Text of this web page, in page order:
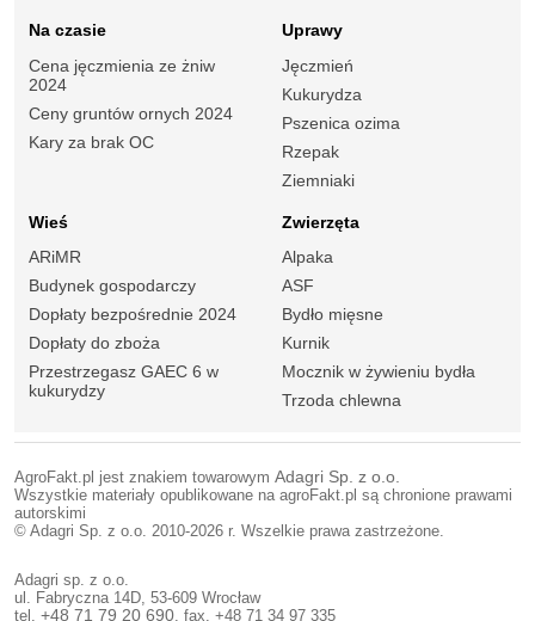
Na czasie
Cena jęczmienia ze żniw
2024
Ceny gruntów ornych 2024
Kary za brak OC
Uprawy
Jęczmień
Kukurydza
Pszenica ozima
Rzepak
Ziemniaki
Wieś
ARiMR
Budynek gospodarczy
Dopłaty bezpośrednie 2024
Dopłaty do zboża
Przestrzegasz GAEC 6 w
kukurydzy
Zwierzęta
Alpaka
ASF
Bydło mięsne
Kurnik
Mocznik w żywieniu bydła
Trzoda chlewna
AgroFakt.pl jest znakiem towarowym Adagri Sp. z o.o.
Wszystkie materiały opublikowane na agroFakt.pl są chronione prawami
autorskimi
© Adagri Sp. z o.o. 2010-2026 r. Wszelkie prawa zastrzeżone.
Adagri sp. z o.o.
ul. Fabryczna 14D, 53-609 Wrocław
tel. +48 71 79 20 690 , fax. +48 71 34 97 335